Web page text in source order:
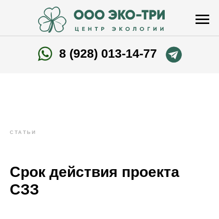
8 (928) 013-14-77
СТАТЬИ
Срок действия проекта
СЗЗ